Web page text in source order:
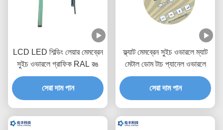
LCD LED শিল্ডিং লেয়ার মেমব্রেন
সুইচ ওভারলে গ্রাফিক RAL রঙ
সেরা দাম পান
ফ্ল্যাট মেমব্রেন সুইচ ওভারলে ম্যাট
মেটাল ডোম টাচ প্যানেল ওভারলে
সেরা দাম পান